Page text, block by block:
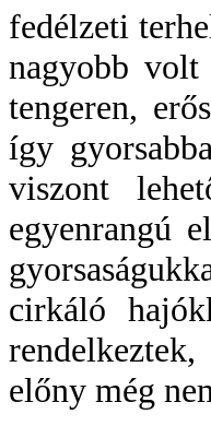
fedélzeti
nagyobb volt
tengeren,
így
viszont
egyenrangú
cirkáló
előny még